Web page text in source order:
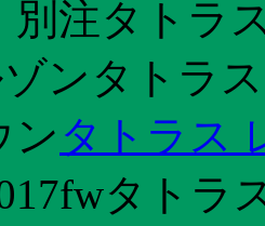
別注タトラ
ンタトラ
ン タトラス
タトラ